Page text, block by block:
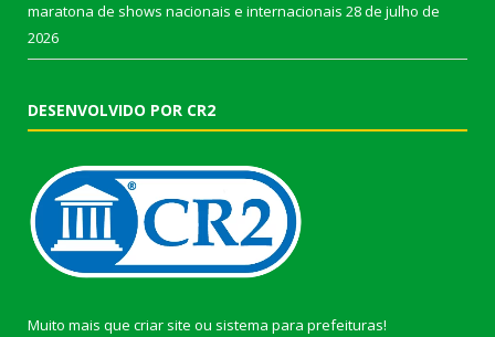
maratona de shows nacionais e internacionais 28 de julho de
2026
DESENVOLVIDO POR CR2
Muito mais que criar site ou sistema para prefeituras!